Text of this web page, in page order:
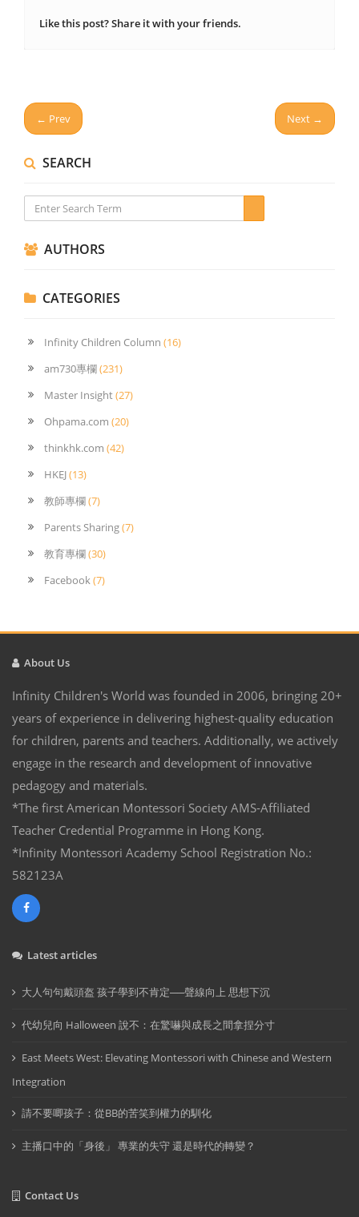
Like this post? Share it with your friends.
← Prev Next →
SEARCH
AUTHORS
CATEGORIES
Infinity Children Column (16)
am730專欄(231)
Master Insight(27)
Ohpama.com (20)
thinkhk.com (42)
HKEJ(13)
教師專欄(7)
Parents Sharing(7)
教育專欄(30)
Facebook (7)
About Us
Infinity Children's World was founded in 2006, bringing 20+
years of experience in delivering highest-quality education
for children, parents and teachers. Additionally, we actively
engage in the research and development of innovative
pedagogy and materials.
*The first American Montessori Society AMS-Affiliated
Teacher Credential Programme in Hong Kong.
*Infinity Montessori Academy School Registration No.:
582123A
Latest articles
大人句句戴頭盔 孩子學到不肯定──聲線向上 思想下沉
代幼兒向 Halloween 說不：在驚嚇與成長之間拿捏分寸
East Meets West: Elevating Montessori with Chinese and Western
Integration
請不要唧孩子：從BB的苦笑到權力的馴化
主播口中的「身後」 專業的失守 還是時代的轉變？
Contact Us